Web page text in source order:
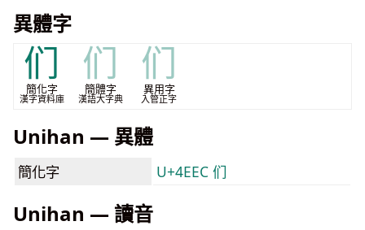
異體字
们
簡化字
漢字資料庫
们
簡體字
漢語大字典
们
異用字
入管正字
Unihan — 異體
簡化字 U+4EEC 们
Unihan — 讀音